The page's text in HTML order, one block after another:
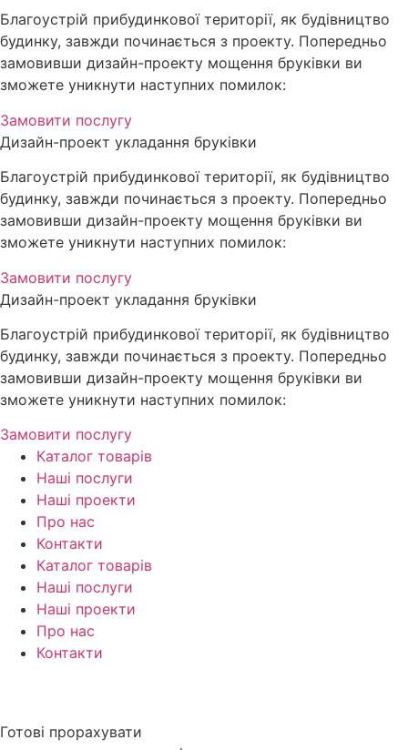
Благоустрій прибудинкової території, як будівництво
будинку, завжди починається з проекту. Попередньо
замовивши дизайн-проекту мощення бруківки ви
зможете уникнути наступних помилок:
Замовити послугу
Дизайн-проект укладання бруківки
Благоустрій прибудинкової території, як будівництво
будинку, завжди починається з проекту. Попередньо
замовивши дизайн-проекту мощення бруківки ви
зможете уникнути наступних помилок:
Замовити послугу
Дизайн-проект укладання бруківки
Благоустрій прибудинкової території, як будівництво
будинку, завжди починається з проекту. Попередньо
замовивши дизайн-проекту мощення бруківки ви
зможете уникнути наступних помилок:
Замовити послугу
Каталог товарів
Наші послуги
Наші проекти
Про нас
Контакти
Каталог товарів
Наші послуги
Наші проекти
Про нас
Контакти
Готові прорахувати